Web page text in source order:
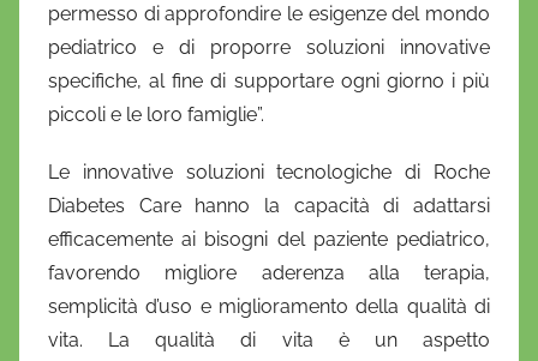
permesso di approfondire le esigenze del mondo
pediatrico e di proporre soluzioni innovative
specifiche, al fine di supportare ogni giorno i più
piccoli e le loro famiglie”.
Le innovative soluzioni tecnologiche di Roche
Diabetes Care hanno la capacità di adattarsi
efficacemente ai bisogni del paziente pediatrico,
favorendo migliore aderenza alla terapia,
semplicità d’uso e miglioramento della qualità di
vita. La qualità di vita è un aspetto